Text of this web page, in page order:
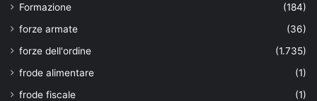
Formazione
(184)
forze armate
(36)
forze dell'ordine
(1.735)
frode alimentare
(1)
frode fiscale
(1)